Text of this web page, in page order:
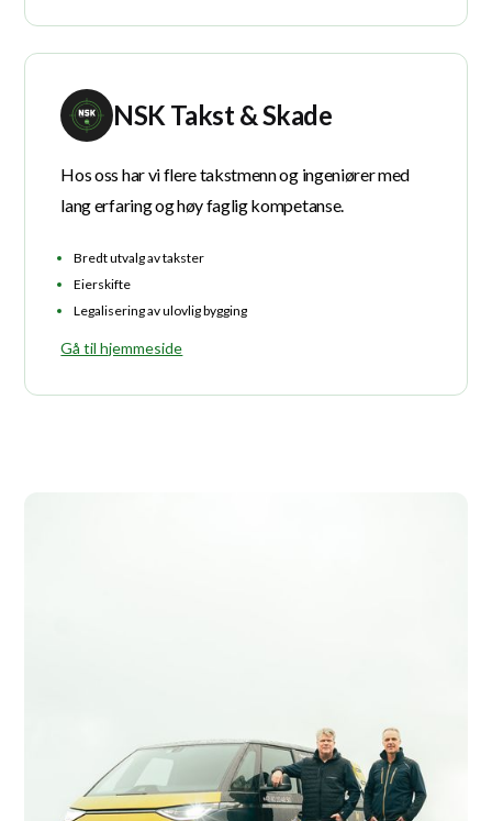
NSK Takst & Skade
Hos oss har vi flere takstmenn og ingeniører med
lang erfaring og høy faglig kompetanse.
Bredt utvalg av takster
Eierskifte
Legalisering av ulovlig bygging
Gå til hjemmeside